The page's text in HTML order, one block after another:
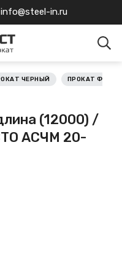
info@steel-in.ru
ЧЕРНЫЙ ПРОКАТ
(12000) /
АСЧМ 20-